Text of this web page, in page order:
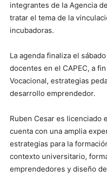
integrantes de la Agencia
tratar el tema de la
incubadoras.
La agenda finaliza el
docentes en el CAPEC, a
Vocacional, estrategias
desarrollo emprendedor.
Ruben Cesar es licenciado
cuenta con una amplia
estrategias para la
contexto universitario,
emprendedores y diseño